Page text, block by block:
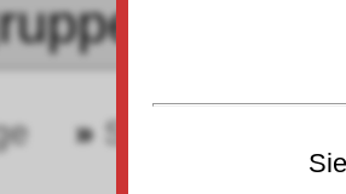
» Stecknüsse u.